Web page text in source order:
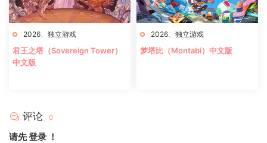
2026 独立游戏
君王之塔（Sovereign Tower）
中文版
2026 独立游戏
梦塔比（Montabi）中文版
评论 0
请先登录 ！